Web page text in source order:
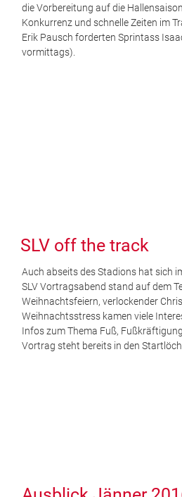
die Vorbereitung auf die
Konkurrenz und schnelle Zeiten im
Erik Pausch forderten Sprintass
vormittags).
SLV off the track
Auch abseits des Stadions hat sich
SLV Vortragsabend stand auf dem
Weihnachtsfeiern, verlockender
Weihnachtsstress kamen viele
Infos zum Thema Fuß,
Vortrag steht bereits in den